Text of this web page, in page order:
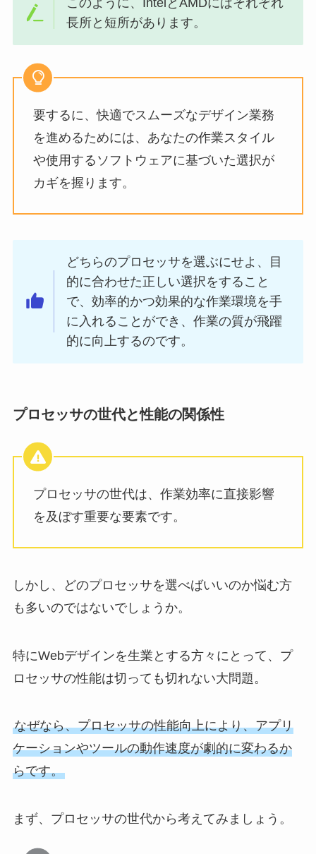
このように、IntelとAMDにはそれぞれ
長所と短所があります。
要するに、快適でスムーズなデザイン業務
を進めるためには、あなたの作業スタイル
や使用するソフトウェアに基づいた選択が
カギを握ります。
どちらのプロセッサを選ぶにせよ、目
的に合わせた正しい選択をすること
で、効率的かつ効果的な作業環境を手
に入れることができ、作業の質が飛躍
的に向上するのです。
プロセッサの世代と性能の関係性
プロセッサの世代は、作業効率に直接影響
を及ぼす重要な要素です。
しかし、どのプロセッサを選べばいいのか悩む方
も多いのではないでしょうか。
特にWebデザインを生業とする方々にとって、プ
ロセッサの性能は切っても切れない大問題。
なぜなら、プロセッサの性能向上により、アプリ
ケーションやツールの動作速度が劇的に変わるか
らです。
まず、プロセッサの世代から考えてみましょう。